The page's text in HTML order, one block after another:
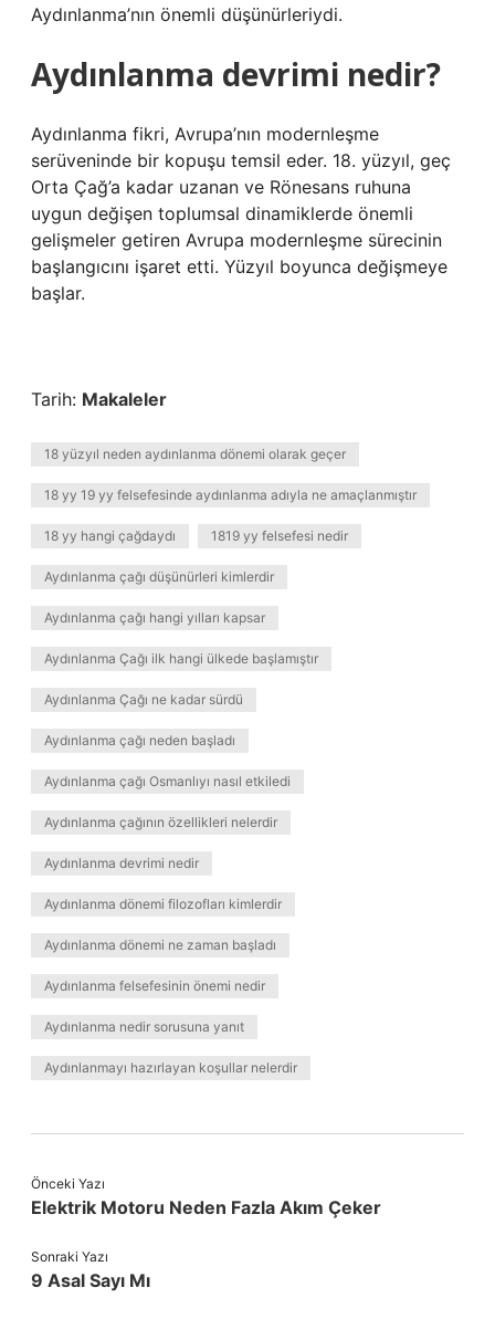
Aydınlanma’nın önemli düşünürleriydi.
Aydınlanma devrimi nedir?
Aydınlanma fikri, Avrupa’nın modernleşme
serüveninde bir kopuşu temsil eder. 18. yüzyıl, geç
Orta Çağ’a kadar uzanan ve Rönesans ruhuna
uygun değişen toplumsal dinamiklerde önemli
gelişmeler getiren Avrupa modernleşme sürecinin
başlangıcını işaret etti. Yüzyıl boyunca değişmeye
başlar.
Tarih: Makaleler
18 yüzyıl neden aydınlanma dönemi olarak geçer
18 yy 19 yy felsefesinde aydınlanma adıyla ne amaçlanmıştır
18 yy hangi çağdaydı 1819 yy felsefesi nedir
Aydınlanma çağı düşünürleri kimlerdir
Aydınlanma çağı hangi yılları kapsar
Aydınlanma Çağı ilk hangi ülkede başlamıştır
Aydınlanma Çağı ne kadar sürdü
Aydınlanma çağı neden başladı
Aydınlanma çağı Osmanlıyı nasıl etkiledi
Aydınlanma çağının özellikleri nelerdir
Aydınlanma devrimi nedir
Aydınlanma dönemi filozofları kimlerdir
Aydınlanma dönemi ne zaman başladı
Aydınlanma felsefesinin önemi nedir
Aydınlanma nedir sorusuna yanıt
Aydınlanmayı hazırlayan koşullar nelerdir
Önceki Yazı
Elektrik Motoru Neden Fazla Akım Çeker
Sonraki Yazı
9 Asal Sayı Mı